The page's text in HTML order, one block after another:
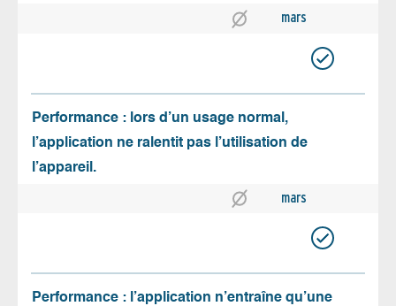
mars
Performance : lors d’un usage normal,
l’application ne ralentit pas l’utilisation de
l’appareil.
mars
Performance : l’application n’entraîne qu’une